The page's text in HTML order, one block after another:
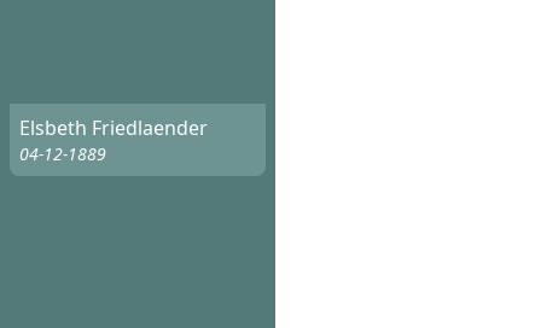
Elsbeth Friedlaender
04-12-1889